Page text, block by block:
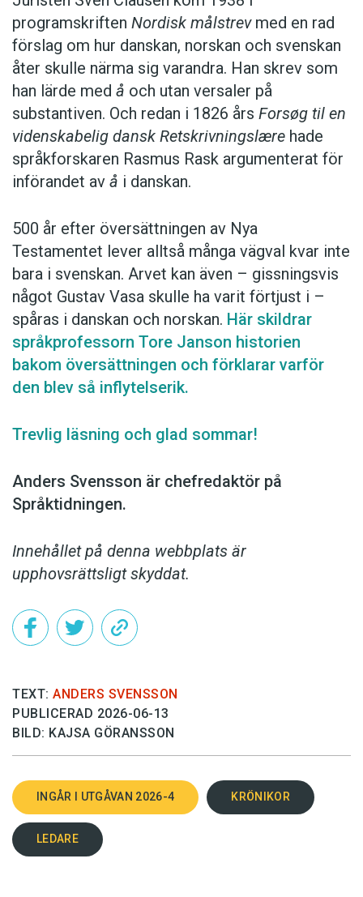
programskriften Nordisk målstrevmed en rad
förslag om hur danskan, norskan och svenskan
åter skulle närma sig varandra. Han skrev som
han lärde med å och utan versaler på
substantiven. Och redan i 1826 års Forsøg til en
videnskabelig dansk Retskrivningslære hade
språkforskaren Rasmus Rask argumenterat för
införandet av å i danskan.
500 år efter översättningen av Nya
Testamentet lever alltså många vägval kvar inte
bara i svenskan. Arvet kan även – gissningsvis
något Gustav Vasa skulle ha varit förtjust i –
spåras i ­danskan och norskan. Här skildrar
språk­professorn Tore Janson historien
bakom översättningen och förklarar varför
den blev så inflytelserik.
Trevlig läsning och glad sommar!
Anders Svensson är chefredaktör på
Språktidningen.
Innehållet på denna webbplats är
upphovsrättsligt skyddat.
TEXT: ANDERS SVENSSON
PUBLICERAD 2026-06-13
BILD: KAJSA GÖRANSSON
INGÅR I UTGÅVAN 2026-4 KRÖNIKOR
LEDARE